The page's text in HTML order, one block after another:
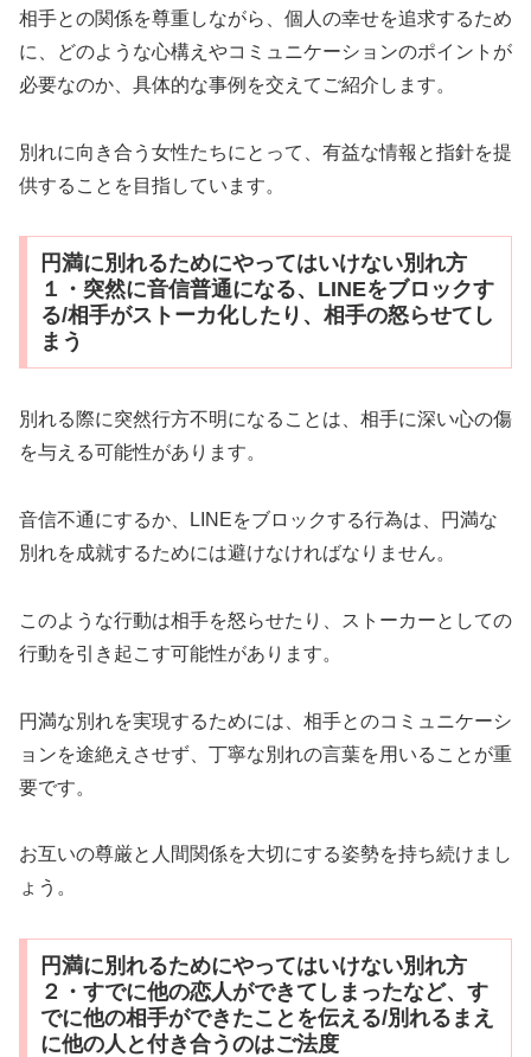
相手との関係を尊重しながら、個人の幸せを追求するため
に、どのような心構えやコミュニケーションのポイントが
必要なのか、具体的な事例を交えてご紹介します。
別れに向き合う女性たちにとって、有益な情報と指針を提
供することを目指しています。
円満に別れるためにやってはいけない別れ方
１・突然に音信普通になる、LINEをブロックす
る/相手がストーカ化したり、相手の怒らせてし
まう
別れる際に突然行方不明になることは、相手に深い心の傷
を与える可能性があります。
音信不通にするか、LINEをブロックする行為は、円満な
別れを成就するためには避けなければなりません。
このような行動は相手を怒らせたり、ストーカーとしての
行動を引き起こす可能性があります。
円満な別れを実現するためには、相手とのコミュニケーシ
ョンを途絶えさせず、丁寧な別れの言葉を用いることが重
要です。
お互いの尊厳と人間関係を大切にする姿勢を持ち続けまし
ょう。
円満に別れるためにやってはいけない別れ方
２・すでに他の恋人ができてしまったなど、す
でに他の相手ができたことを伝える/別れるまえ
に他の人と付き合うのはご法度